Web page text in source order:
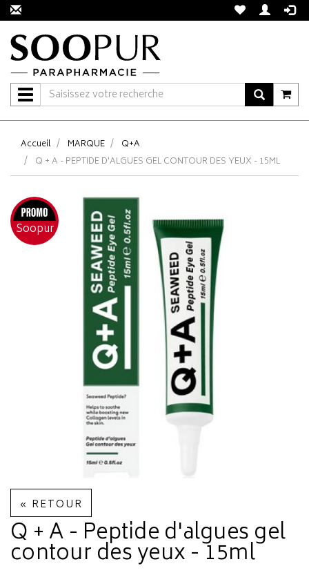
Navigation
Accueil MARQUE
Q+A
Q + A - PEPTIDE D'ALGUES GEL CONTOUR DES YEUX - 15ML
Soopur
« RETOUR
Q + A - Peptide d'algues gel
contour des yeux - 15ml